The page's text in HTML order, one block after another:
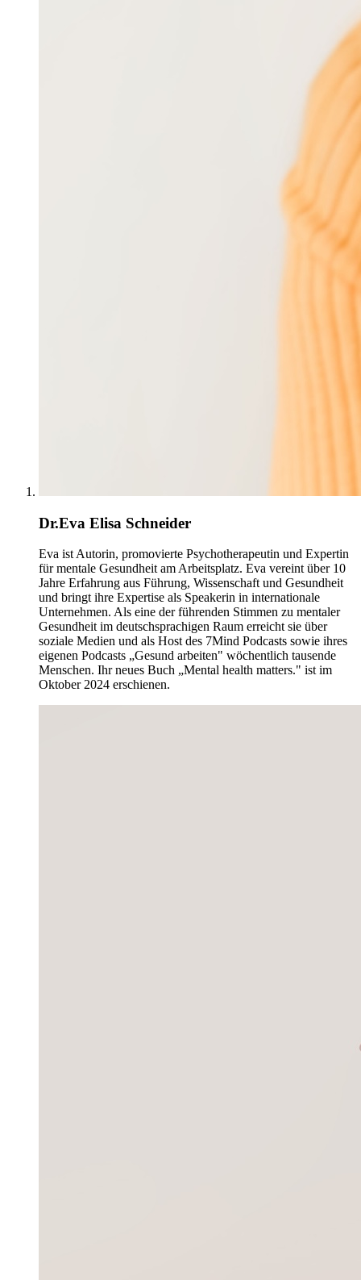
Dr.Eva Elisa Schneider
Eva ist Autorin, promovierte Psychotherapeutin und Expertin
für mentale Gesundheit am Arbeitsplatz. Eva vereint über 10
Jahre Erfahrung aus Führung, Wissenschaft und Gesundheit
und bringt ihre Expertise als Speakerin in internationale
Unternehmen. Als eine der führenden Stimmen zu mentaler
Gesundheit im deutschsprachigen Raum erreicht sie über
soziale Medien und als Host des 7Mind Podcasts sowie ihres
eigenen Podcasts „Gesund arbeiten" wöchentlich tausende
Menschen. Ihr neues Buch „Mental health matters." ist im
Oktober 2024 erschienen.